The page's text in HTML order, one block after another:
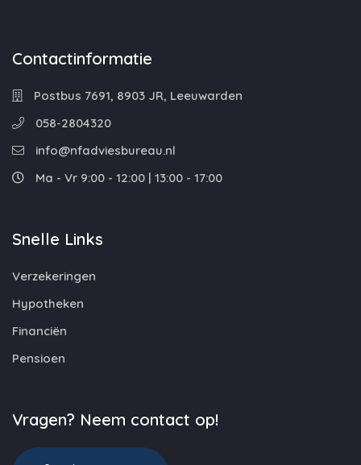
Contactinformatie
Postbus 7691, 8903 JR, Leeuwarden
058-2804320
info@nfadviesbureau.nl
Ma - Vr 9:00 - 12:00 | 13:00 - 17:00
Snelle Links
Verzekeringen
Hypotheken
Financiën
Pensioen
Vragen? Neem contact op!